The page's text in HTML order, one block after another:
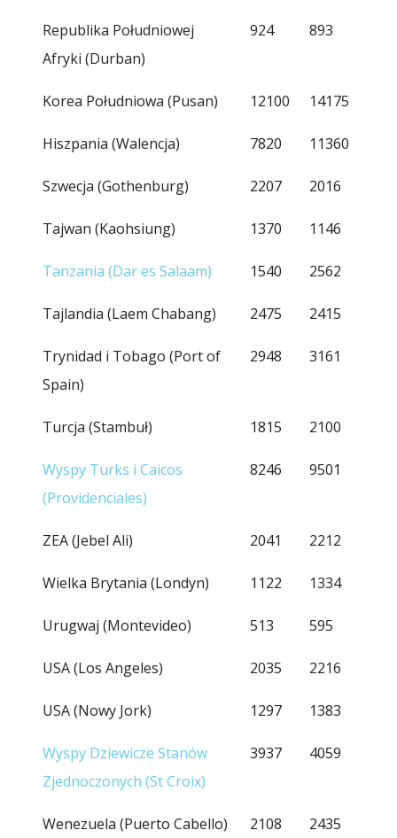
Republika Południowej
Afryki (Durban)
924 893
Korea Południowa (Pusan) 12100 14175
Hiszpania (Walencja) 7820 11360
Szwecja (Gothenburg) 2207 2016
Tajwan (Kaohsiung) 1370 1146
Tanzania (Dar es Salaam) 1540 2562
Tajlandia (Laem Chabang) 2475 2415
Trynidad i Tobago (Port of
Spain)
2948 3161
Turcja (Stambuł) 1815 2100
Wyspy Turks i Caicos
(Providenciales)
8246 9501
ZEA (Jebel Ali) 2041 2212
Wielka Brytania (Londyn) 1122 1334
Urugwaj (Montevideo) 513 595
USA (Los Angeles) 2035 2216
USA (Nowy Jork) 1297 1383
Wyspy Dziewicze Stanów
Zjednoczonych (St Croix)
3937 4059
Wenezuela (Puerto Cabello) 2108 2435